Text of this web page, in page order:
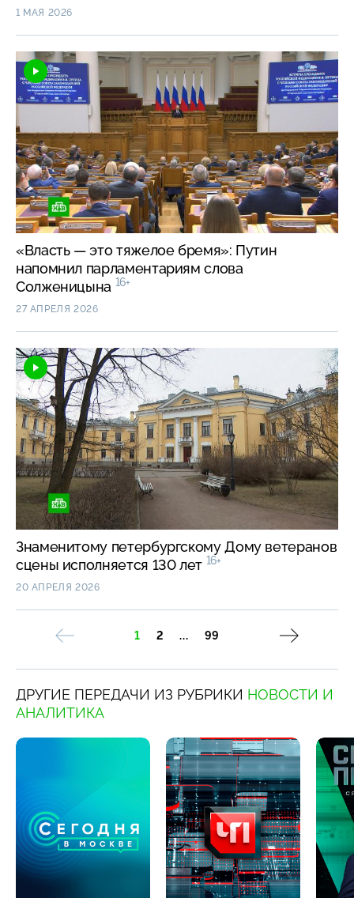
1 МАЯ 2026
«Власть — это тяжелое бремя»: Путин
напомнил парламентариям слова
Солженицына 16+
27 АПРЕЛЯ 2026
Знаменитому петербургскому Дому ветеранов
сцены исполняется 130 лет 16+
20 АПРЕЛЯ 2026
1 2 ... 99
ДРУГИЕ ПЕРЕДАЧИ ИЗ РУБРИКИ НОВОСТИ И
АНАЛИТИКА